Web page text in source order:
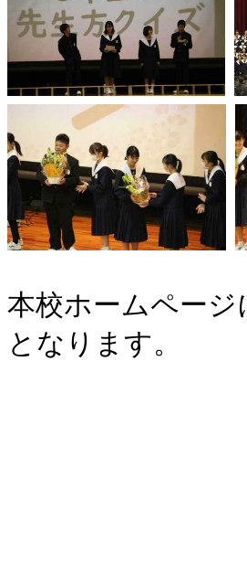
本校ホームペー
となります。